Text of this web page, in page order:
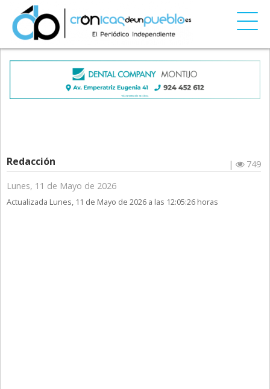
Redacción |
749
Lunes, 11 de Mayo de 2026
Actualizada Lunes, 11 de Mayo de 2026 a las 12:05:26 horas